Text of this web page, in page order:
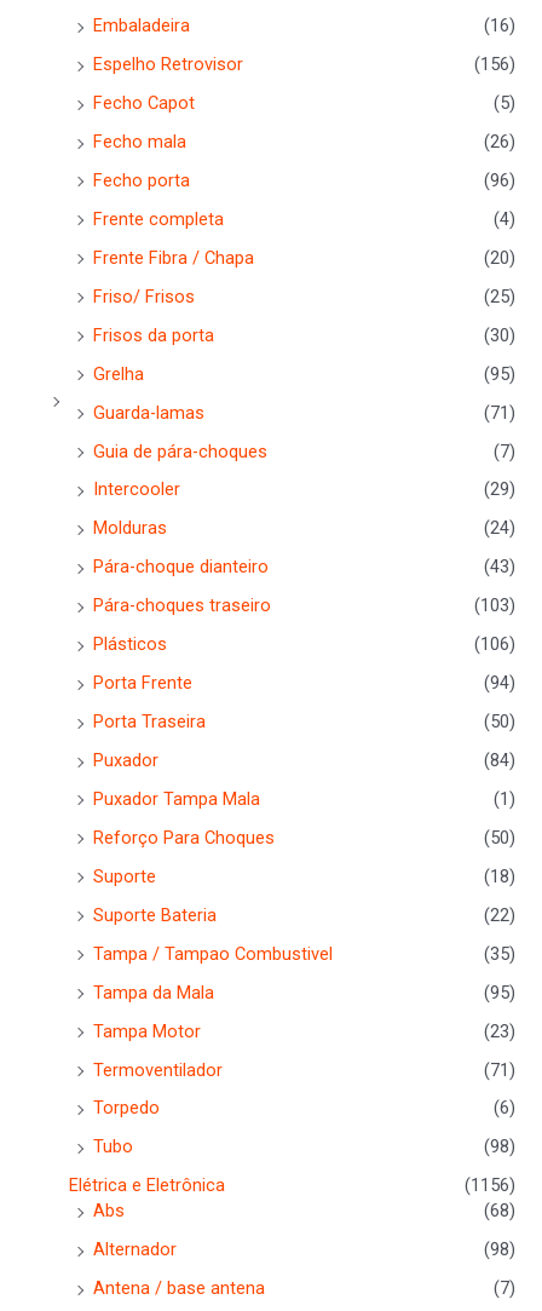
Embaladeira
(16)
Espelho Retrovisor
(156)
Fecho Capot
(5)
Fecho mala
(26)
Fecho porta
(96)
Frente completa
(4)
Frente Fibra / Chapa
(20)
Friso/ Frisos
(25)
Frisos da porta
(30)
Grelha
(95)
Guarda-lamas
(71)
Guia de pára-choques
(7)
Intercooler
(29)
Molduras
(24)
Pára-choque dianteiro
(43)
Pára-choques traseiro
(103)
Plásticos
(106)
Porta Frente
(94)
Porta Traseira
(50)
Puxador
(84)
Puxador Tampa Mala
(1)
Reforço Para Choques
(50)
Suporte
(18)
Suporte Bateria
(22)
Tampa / Tampao Combustivel
(35)
Tampa da Mala
(95)
Tampa Motor
(23)
Termoventilador
(71)
Torpedo
(6)
Tubo
(98)
Elétrica e Eletrônica
(1156)
Abs
(68)
Alternador
(98)
Antena / base antena
(7)